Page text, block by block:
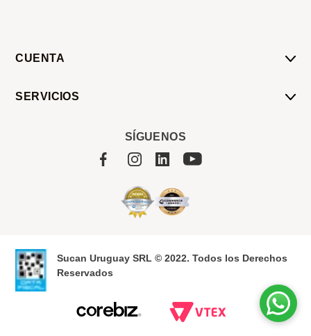
CUENTA
SERVICIOS
SÍGUENOS
Sucan Uruguay SRL © 2022. Todos los Derechos
Reservados